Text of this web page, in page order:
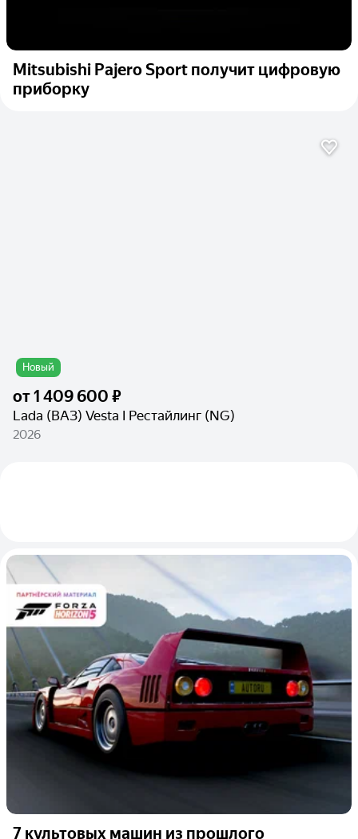
Mitsubishi Pajero Sport получит цифровую
приборку
Новый
от1 409 600 ₽
Lada (ВАЗ) Vesta I Рестайлинг (NG)
2026
7 культовых машин из прошлого